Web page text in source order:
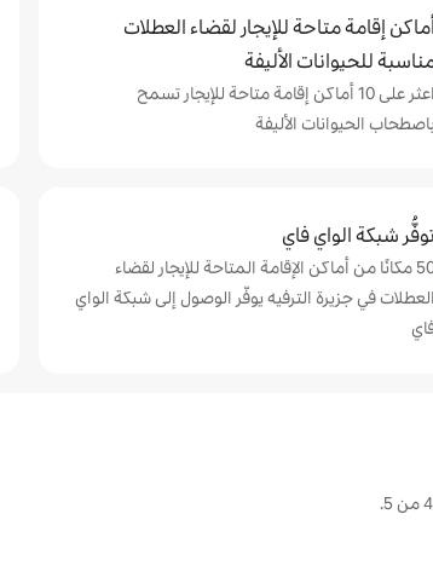
أماكن إقامة متاحة للإيجار لقضاء العطلات
للحيوانات الأليفة
اعثر على 10 أماكن إقامة متاحة للإيجار تسمح
الحيوانات الأليفة
توفُّر شبكة الواي فاي
50 مكانًا من أماكن الإقامة المتاحة للإيجار لقضاء
العطلات في جزيرة الترفيه يوفّر الوصول إلى شبكة الواي